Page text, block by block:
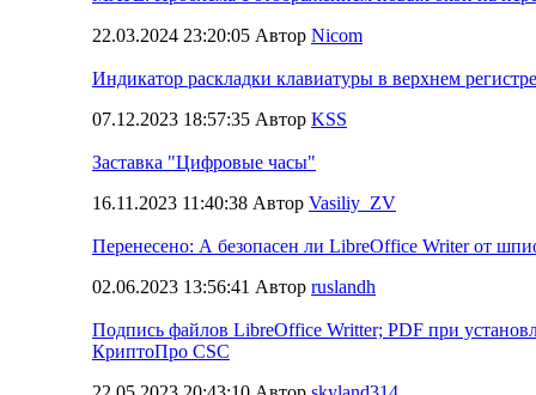
22.03.2024 23:20:05 Автор Nicom
Индикатор раскладки клавиатуры в верхнем регистре
07.12.2023 18:57:35 Автор KSS
Заставка "Цифровые часы"
16.11.2023 11:40:38 Автор Vasiliy_ZV
Перенесено: А безопасен ли LibreOffice Writer от
02.06.2023 13:56:41 Автор ruslandh
Подпись файлов LibreOffice Writter; PDF при
КриптоПро CSC